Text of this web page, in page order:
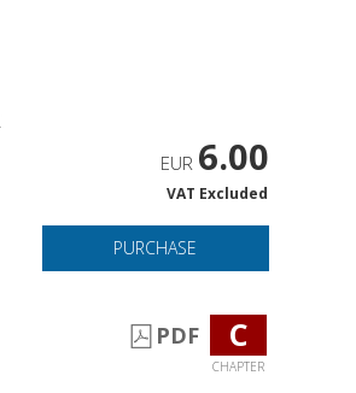
EUR 6.00
VAT Excluded
PURCHASE
PDF C
CHAPTER